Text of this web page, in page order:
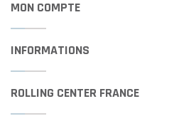
MON COMPTE
INFORMATIONS
ROLLING CENTER FRANCE